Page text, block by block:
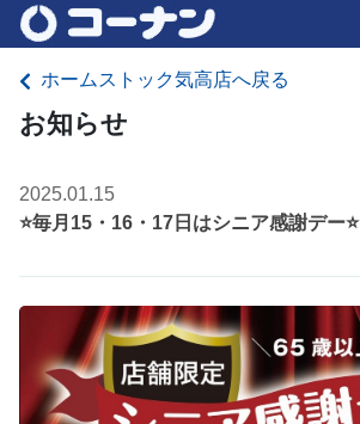
ホームストック気高店へ戻る
お知らせ
2025.01.15
⭐毎月15・16・17日はシニア感謝デー⭐